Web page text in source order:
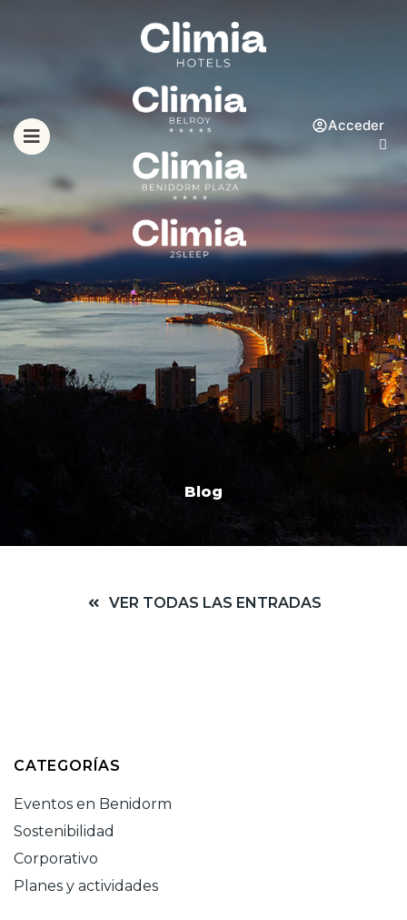
Acceder
Blog
VER TODAS LAS ENTRADAS
CATEGORÍAS
Eventos en Benidorm
Sostenibilidad
Corporativo
Planes y actividades